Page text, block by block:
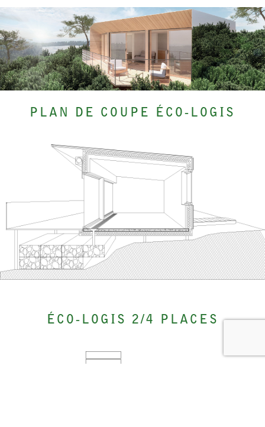
PLAN DE COUPE ÉCO-LOGIS
ÉCO-LOGIS 2/4 PLACES